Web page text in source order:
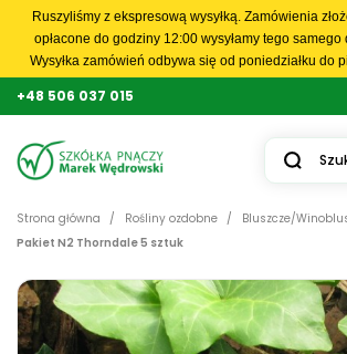
Ruszyliśmy z ekspresową wysyłką. Zamówienia
opłacone do godziny 12:00 wysyłamy tego samego
Wysyłka zamówień odbywa się od poniedziałku do
+48 506 037 015
Strona główna Rośliny ozdobne Bluszcze/
Pakiet N2 Thorndale 5 sztuk